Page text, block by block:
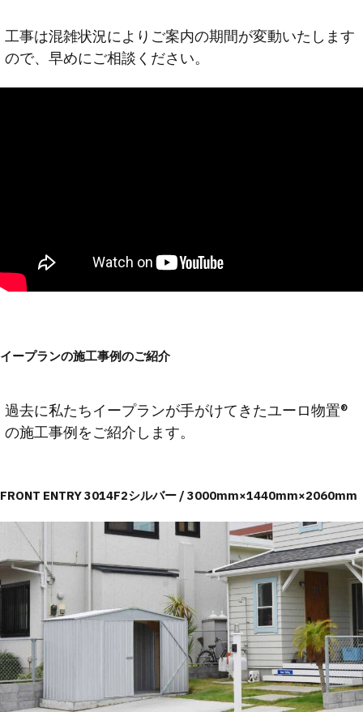
工事は混雑状況によりご案内の期間が変動いたします
ので、早めにご相談ください。
イープランの施工事例のご紹介
過去に私たちイープランが手がけてきたユーロ物置®
の施工事例をご紹介します。
FRONT ENTRY 3014F2シルバー / 3000mm×1440mm×2060mm